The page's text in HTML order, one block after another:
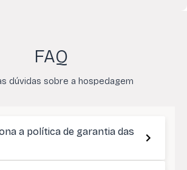
FAQ
dúvidas sobre a hospedagem
a política de garantia das